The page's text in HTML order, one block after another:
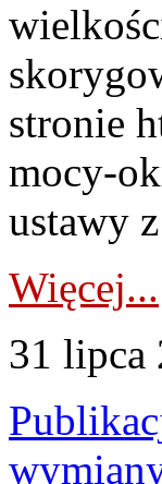
stronie
mocy-
ustawy
Więcej...
31 lipca